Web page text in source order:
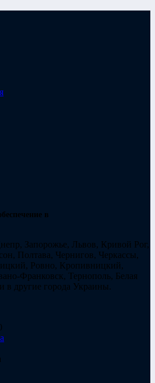
в
Запорожье, Львов, Кривой Рог,
Полтава, Чернигов, Черкассы,
Ровно, Кропивницкий,
Франковск, Тернополь, Белая
в другие города Украины.